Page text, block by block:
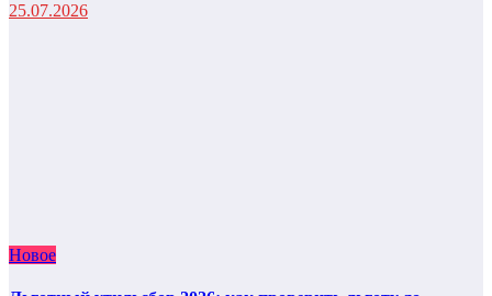
25.07.2026
Новое